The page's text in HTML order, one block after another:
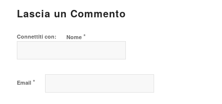
Lascia un Commento
Connettiti con: Nome *
Email *